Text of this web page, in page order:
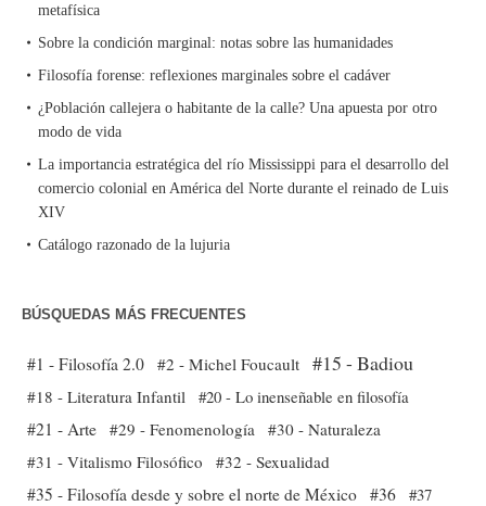
metafísica
Sobre la condición marginal: notas sobre las humanidades
Filosofía forense: reflexiones marginales sobre el cadáver
¿Población callejera o habitante de la calle? Una apuesta por otro
modo de vida
La importancia estratégica del río Mississippi para el desarrollo del
comercio colonial en América del Norte durante el reinado de Luis
XIV
Catálogo razonado de la lujuria
BÚSQUEDAS MÁS FRECUENTES
#1 - Filosofía 2.0 #2 - Michel Foucault #15 - Badiou
#18 - Literatura Infantil #20 - Lo inenseñable en filosofía
#21 - Arte #29 - Fenomenología
#30 - Naturaleza
#31 - Vitalismo Filosófico
#32 - Sexualidad
#35 - Filosofía desde y sobre el norte de México #36 #37